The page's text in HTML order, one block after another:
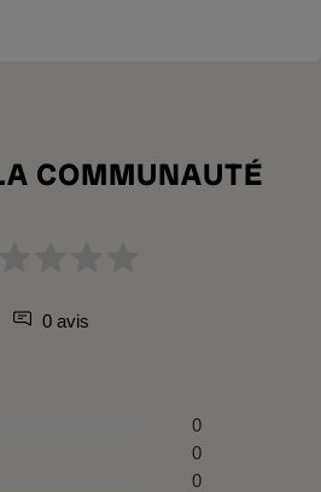
COMMUNAUTÉ
0 avis
0
0
0